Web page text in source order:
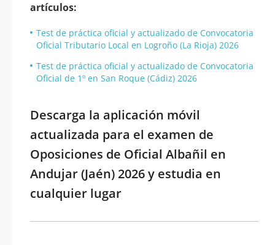
artículos:
Test de práctica oficial y actualizado de Convocatoria
Oficial Tributario Local en Logroño (La Rioja) 2026
Test de práctica oficial y actualizado de Convocatoria
Oficial de 1º en San Roque (Cádiz) 2026
Descarga la aplicación móvil
actualizada para el examen de
Oposiciones de Oficial Albañil en
Andujar (Jaén) 2026 y estudia en
cualquier lugar